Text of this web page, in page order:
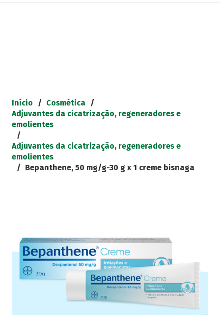
Início / Cosmética
/
Adjuvantes da cicatrização, regeneradores e
emolientes
/
Adjuvantes da cicatrização, regeneradores e
emolientes
/ Bepanthene, 50 mg/g-30 g x 1 creme bisnaga